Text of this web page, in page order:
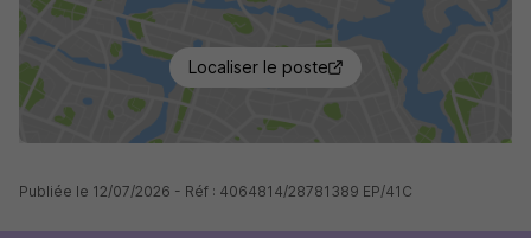
Localiser le poste
Publiée le 12/07/2026 - Réf : 4064814/28781389 EP/41C